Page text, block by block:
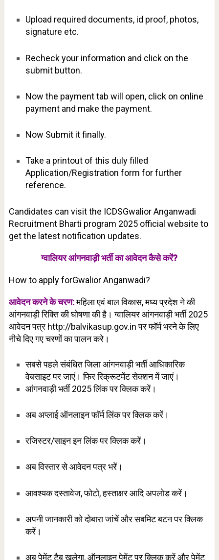
Upload required documents, id proof, photos,
signature etc.
Recheck your information and click on the
submit button.
Now the payment tab will open, click on online
payment and make the payment.
Now Submit it finally.
Take a printout of this duly filled
Application/Registration form for further
reference.
Candidates can visit the ICDSGwalior Anganwadi
Recruitment Bharti program 2025 official website to
get the latest notification updates.
ग्वालियर आंगनवाड़ी भर्ती का आवेदन कैसे करें?
How to apply forGwalior Anganwadi?
आवेदन करने के चरण:महिला एवं बाल विकास, मध्य प्रदेशने की
आंगनवाड़ी रिक्ति की घोषणा की है। ग्वालियर आंगनवाड़ी भर्ती 2025
आवेदन पत्र http://balvikasup.gov.in पर फॉर्म भरने के लिए
नीचे दिए गए चरणों का पालन करे।
सबसे पहले संबंधित जिला आंगनवाड़ी भर्ती आधिकारिक
वेबसाइट पर जाएं। फिर रिक्रूटमेंट सेक्शन में जाएं।
आंगनवाड़ी भर्ती 2025 लिंक पर क्लिक करें।
अब अप्लाई ऑनलाइन फॉर्म लिंक पर क्लिक करें।
रजिस्टर/साइन इन लिंक पर क्लिक करें।
अब विस्तार से आवेदन पत्र भरें।
आवश्यक दस्तावेज, फोटो, हस्ताक्षर आदि अपलोड करें।
अपनी जानकारी को दोबारा जांचें और सबमिट बटन पर क्लिक
करें।
अब पेमेंट टैब खुलेगा, ऑनलाइन पेमेंट पर क्लिक करें और पेमेंट